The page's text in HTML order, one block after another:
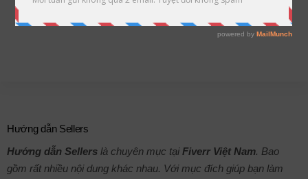
Hướng dẫn Sellers
Hướng dẫn Sellers là chuyên mục tạiFiverr Việt Nam. Bao
gồm rất nhiều nội dung khác nhau. Với mục đích giúp bạn làm